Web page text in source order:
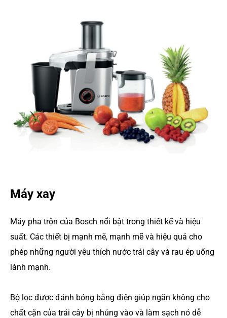
Máy xay
Máy pha trộn của Bosch nổi bật trong thiết kế và hiệu
suất. Các thiết bị mạnh mẽ, mạnh mẽ và hiệu quả cho
phép những người yêu thích nước trái cây và rau ép uống
lành mạnh.
Bộ lọc được đánh bóng bằng điện giúp ngăn không cho
chất cặn của trái cây bị nhúng vào và làm sạch nó dễ